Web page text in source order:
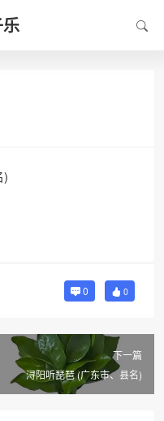
)
0 0
下一篇
浔阳听琵琶 (广东市、县名)